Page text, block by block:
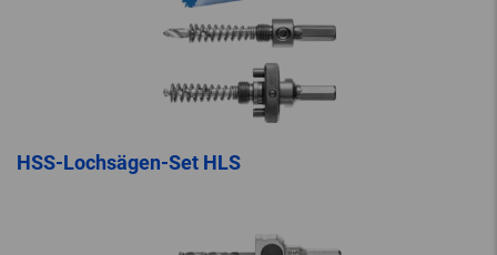
HSS-Lochsägen-Set HLS